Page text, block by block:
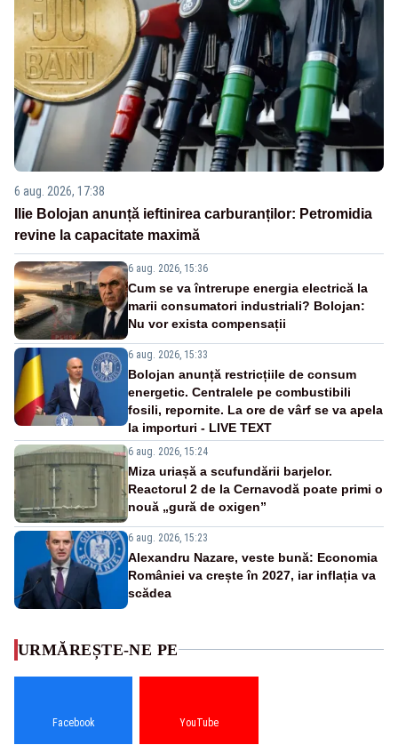
6 aug. 2026, 17:38
Ilie Bolojan anunță ieftinirea carburanților: Petromidia
revine la capacitate maximă
6 aug. 2026, 15:36
Cum se va întrerupe energia electrică la
marii consumatori industriali? Bolojan:
Nu vor exista compensații
6 aug. 2026, 15:33
Bolojan anunță restricțiile de consum
energetic. Centralele pe combustibili
fosili, repornite. La ore de vârf se va apela
la importuri - LIVE TEXT
6 aug. 2026, 15:24
Miza uriașă a scufundării barjelor.
Reactorul 2 de la Cernavodă poate primi o
nouă „gură de oxigen”
6 aug. 2026, 15:23
Alexandru Nazare, veste bună: Economia
României va crește în 2027, iar inflația va
scădea
URMĂREȘTE-NE PE
Facebook YouTube